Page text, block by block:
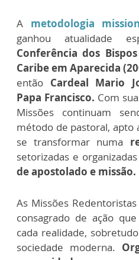
A metodologia
ganhou atualidade
Conferência dos
Caribe em Aparecida
então Cardeal Mario
Papa Francisco. Com
Missões continuam
método de pastoral, apto
se transformar numa
setorizadas e
de apostolado e missão.
As Missões
consagrado de ação
cada realidade,
sociedade moderna.